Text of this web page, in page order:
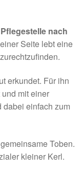
nach
Seite lebt eine
erkundet. Für ihn
mit einer
dabei einfach zum
Toben.
kleiner Kerl.